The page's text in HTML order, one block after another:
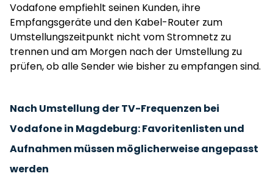
Vodafone empfiehlt seinen Kunden, ihre
Empfangsgeräte und den Kabel-Router zum
Umstellungszeitpunkt nicht vom Stromnetz zu
trennen und am Morgen nach der Umstellung zu
prüfen, ob alle Sender wie bisher zu empfangen sind.
Nach Umstellung der TV-Frequenzen bei
Vodafone in Magdeburg: Favoritenlisten und
Aufnahmen müssen möglicherweise angepasst
werden